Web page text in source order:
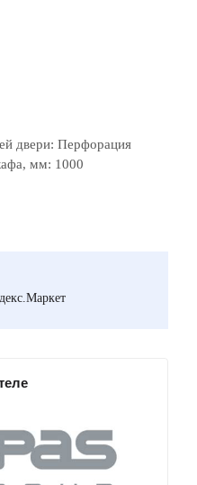
двери: Перфорация
мм: 1000